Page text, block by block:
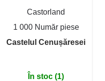
Castorland
1 000 Număr piese
Castelul Cenușăresei
În stoc (1)